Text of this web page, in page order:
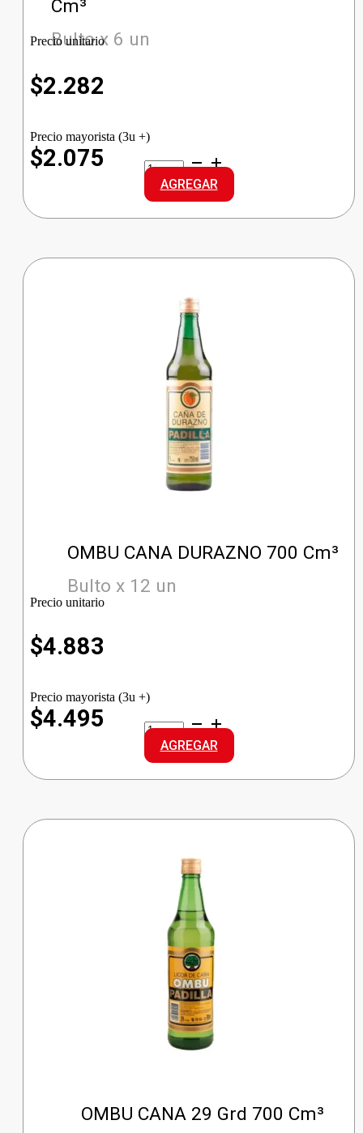
Cm³
Bulto x 6 un
Precio unitario
$2.282
Precio mayorista (3u +)
$2.075
CABARCENO
VINO
TINTO
DCE
cantidad
AGREGAR
OMBU CANA DURAZNO 700 Cm³
Bulto x 12 un
Precio unitario
$4.883
Precio mayorista (3u +)
$4.495
OMBU
CANA
DURAZNO
cantidad
AGREGAR
OMBU CANA 29 Grd 700 Cm³